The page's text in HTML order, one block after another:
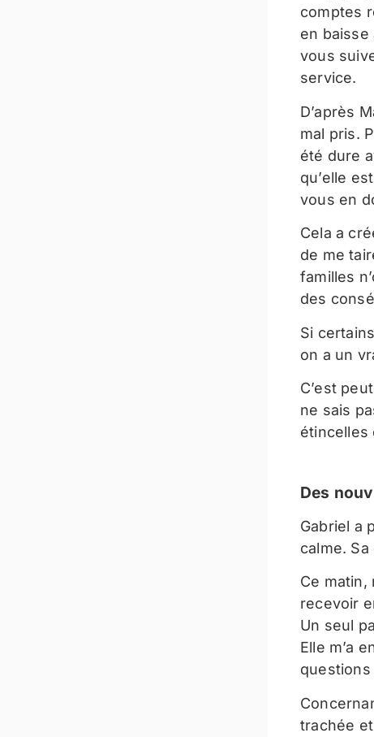
comptes
en baisse
vous
service.
D’après
mal pris.
été dure
qu’elle
vous en
Cela a
de me
familles
des
Si
on a un
C’est
ne sais
étincelles
Des
Gabriel a
calme.
Ce matin,
recevoir
Un seul
Elle m’a
questions
trachée